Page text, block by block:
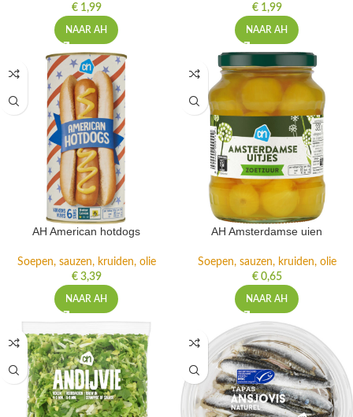
€1,99
NAAR AH
€1,99
NAAR AH
AH American hotdogs
Soepen, sauzen, kruiden, olie
€3,39
NAAR AH
AH Amsterdamse uien
Soepen, sauzen, kruiden, olie
€0,65
NAAR AH